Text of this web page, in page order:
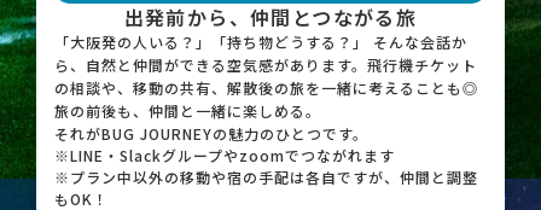
出発前から、仲間とつながる旅
「大阪発の人いる？」「持ち物どうする？」 そんな会話か
ら、自然と仲間ができる空気感があります。飛行機チケット
の相談や、移動の共有、解散後の旅を一緒に考えることも◎
旅の前後も、仲間と一緒に楽しめる。
それがBUG JOURNEYの魅力のひとつです。
※LINE・Slackグループやzoomでつながれます
※プラン中以外の移動や宿の手配は各自ですが、仲間と調整
もOK！